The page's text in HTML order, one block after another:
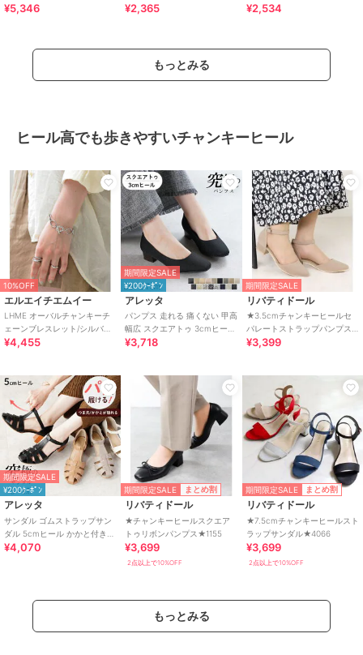
クレス
¥5,346 ¥2,365 ¥2,534
もっとみる
ヒール高でも歩きやすいチャンキーヒール
10%OFF
エルエイチエムイー
LHME オーバルチャンキーチ
ェーンブレスレット/シルバー/
サージカルステンレス 金属ア
¥4,455
期間限定SALE
¥200ｸｰﾎﾟﾝ
アレッタ
パンプス 走れる 痛くない 甲高
幅広 スクエアトゥ 3cmヒール
チャンキーヒール 26秋冬新作
¥3,718
期間限定SALE
リバティドール
★3.5cmチャンキーヒールセ
パレートストラップパンプス
★5391
¥3,399
期間限定SALE
¥200ｸｰﾎﾟﾝ
アレッタ
サンダル ゴムストラップサン
ダル 5cmヒール かかと付き
グルカサンダル チャンキーヒ
¥4,070
期間限定SALE まとめ割
リバティドール
★チャンキーヒールスクエア
トゥリボンパンプス★1155
¥3,699
2点以上で10%OFF
期間限定SALE まとめ割
リバティドール
★7.5cmチャンキーヒールスト
ラップサンダル★4066
¥3,699
2点以上で10%OFF
もっとみる